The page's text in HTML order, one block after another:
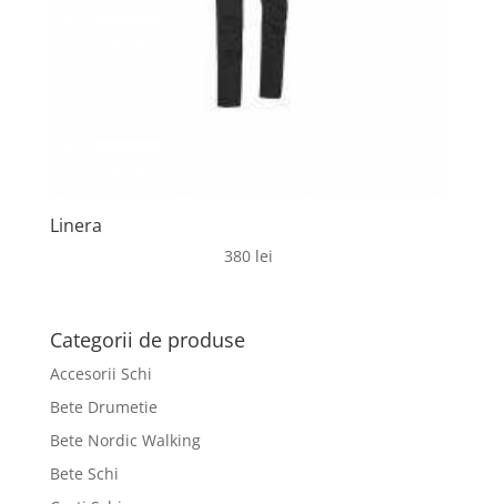
Linera
380 lei
Categorii de produse
Accesorii Schi
Bete Drumetie
Bete Nordic Walking
Bete Schi